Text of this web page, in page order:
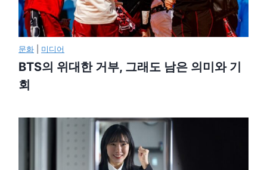
문화 미디어
BTS의 위대한 거부, 그래도 남은 의미와 기
회